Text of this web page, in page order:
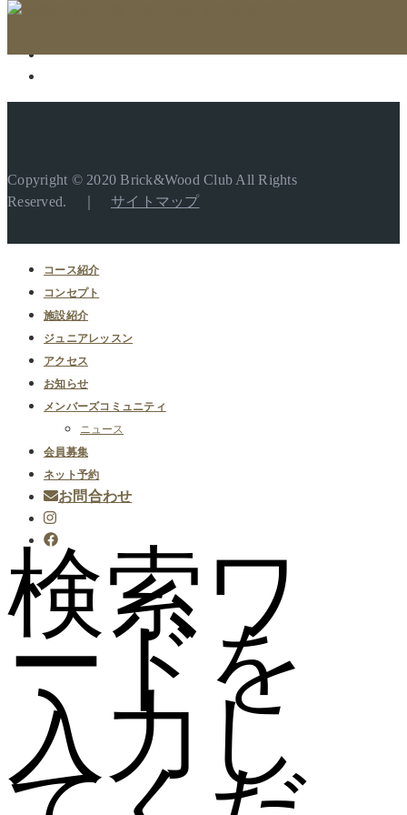
Copyright © 2020 Brick&Wood Club All Rights
Reserved. ｜ サイトマップ
コース紹介
コンセプト
施設紹介
ジュニアレッスン
アクセス
お知らせ
メンバーズコミュニティ
ニュース
会員募集
ネット予約
お問合わせ
検索ワ
ードを
入力し